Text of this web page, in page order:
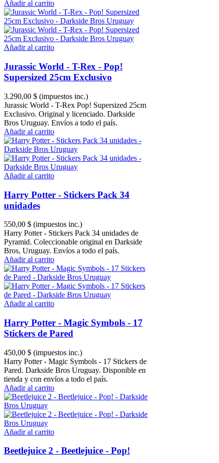
Añadir al carrito
Añadir al carrito
Jurassic World - T-Rex - Pop!
Supersized 25cm Exclusivo
3.290,00 $ (impuestos inc.)
Jurassic World - T-Rex Pop! Supersized 25cm
Exclusivo. Original y licenciado. Darkside
Bros Uruguay. Envíos a todo el país.
Añadir al carrito
Añadir al carrito
Harry Potter - Stickers Pack 34
unidades
550,00 $ (impuestos inc.)
Harry Potter - Stickers Pack 34 unidades de
Pyramid. Coleccionable original en Darkside
Bros, Uruguay. Envíos a todo el país.
Añadir al carrito
Añadir al carrito
Harry Potter - Magic Symbols - 17
Stickers de Pared
450,00 $ (impuestos inc.)
Harry Potter - Magic Symbols - 17 Stickers de
Pared. Darkside Bros Uruguay. Disponible en
tienda y con envíos a todo el país.
Añadir al carrito
Añadir al carrito
Beetlejuice 2 - Beetlejuice - Pop!